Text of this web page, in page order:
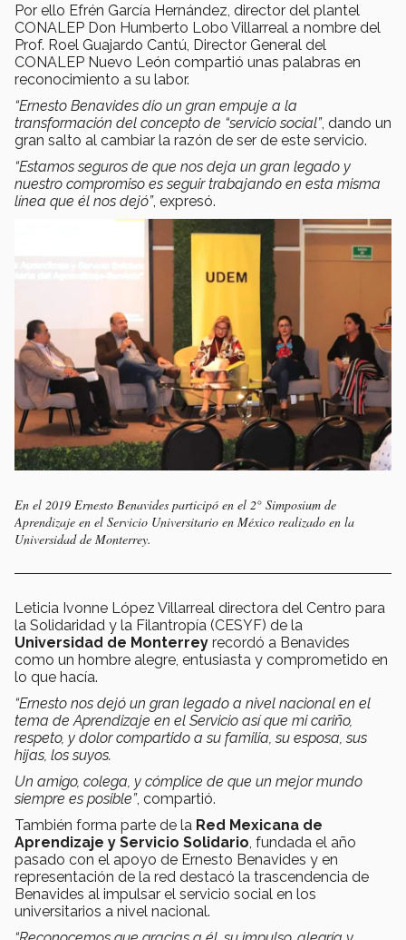
Por ello Efrén García Hernández, director del plantel
CONALEP Don Humberto Lobo Villarreal a nombre del
Prof. Roel Guajardo Cantú, Director General del
CONALEP Nuevo León compartió unas palabras en
reconocimiento a su labor.
“Ernesto Benavides dio un gran empuje a la
transformación del concepto de “servicio social”, dando un
gran salto al cambiar la razón de ser de este servicio.
“Estamos seguros de que nos deja un gran legado y
nuestro compromiso es seguir trabajando en esta misma
línea que él nos dejó”, expresó.
En el 2019 Ernesto Benavides participó en el 2° Simposium de
Aprendizaje en el Servicio Universitario en México realizado en la
Universidad de Monterrey.
Leticia Ivonne López Villarreal directora del Centro para
la Solidaridad y la Filantropía (CESYF) de la
Universidad de Monterrey recordó a Benavides
como un hombre alegre, entusiasta y comprometido en
lo que hacía.
“Ernesto nos dejó un gran legado a nivel nacional en el
tema de Aprendizaje en el Servicio así que mi cariño,
respeto, y dolor compartido a su familia, su esposa, sus
hijas, los suyos.
Un amigo, colega, y cómplice de que un mejor mundo
siempre es posible”, compartió.
También forma parte de la Red Mexicana de
Aprendizaje y Servicio Solidario, fundada el año
pasado con el apoyo de Ernesto Benavides y en
representación de la red destacó la trascendencia de
Benavides al impulsar el servicio social en los
universitarios a nivel nacional.